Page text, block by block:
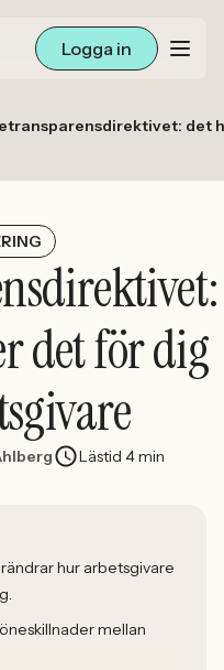
Logga in
det
det för dig
Lästid 4 min
hur arbetsgivare
mellan